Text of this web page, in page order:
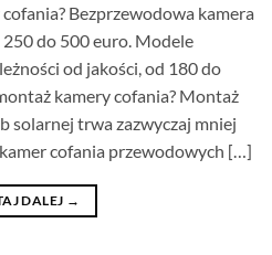
Bezprzewodowa kamera
do 500 euro. Modele
od jakości, od 180 do
kamery cofania? Montaż
solarnej trwa zazwyczaj mniej
cofania przewodowych […]
DALEJ →